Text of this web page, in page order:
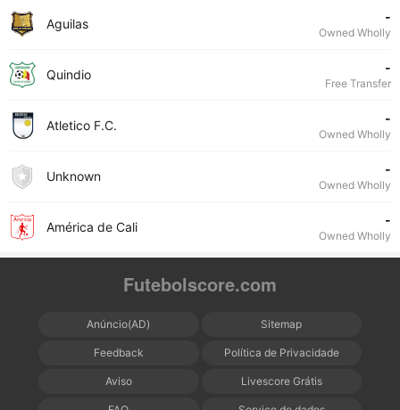
Aguilas -
Owned Wholly
Quindio -
Free Transfer
Atletico F.C. -
Owned Wholly
Unknown -
Owned Wholly
América de Cali -
Owned Wholly
Futebolscore.com
Anúncio(AD) Sitemap
Feedback Política de Privacidade
Aviso Livescore Grátis